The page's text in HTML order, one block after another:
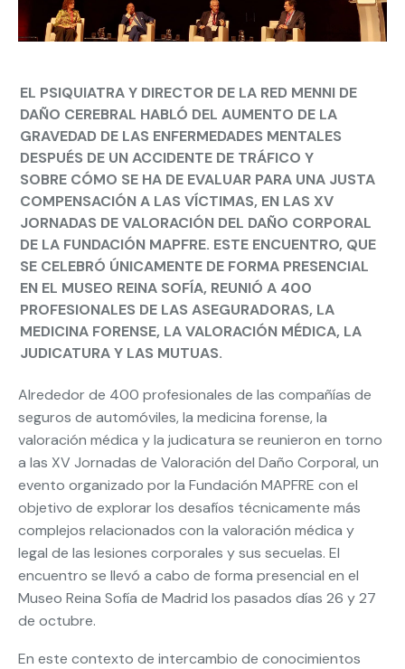
EL PSIQUIATRA Y DIRECTOR DE LA RED MENNI DE
DAÑO CEREBRAL HABLÓ DEL AUMENTO DE LA
GRAVEDAD DE LAS ENFERMEDADES MENTALES
DESPUÉS DE UN ACCIDENTE DE TRÁFICO Y
SOBRE CÓMO SE HA DE EVALUAR PARA UNA JUSTA
COMPENSACIÓN A LAS VÍCTIMAS, EN LAS XV
JORNADAS DE VALORACIÓN DEL DAÑO CORPORAL
DE LA FUNDACIÓN MAPFRE. ESTE ENCUENTRO, QUE
SE CELEBRÓ ÚNICAMENTE DE FORMA PRESENCIAL
EN EL MUSEO REINA SOFÍA, REUNIÓ A 400
PROFESIONALES DE LAS ASEGURADORAS, LA
MEDICINA FORENSE, LA VALORACIÓN MÉDICA, LA
JUDICATURA Y LAS MUTUAS.
Alrededor de 400 profesionales de las compañías de
seguros de automóviles, la medicina forense, la
valoración médica y la judicatura se reunieron en torno
a las XV Jornadas de Valoración del Daño Corporal, un
evento organizado por la Fundación MAPFRE con el
objetivo de explorar los desafíos técnicamente más
complejos relacionados con la valoración médica y
legal de las lesiones corporales y sus secuelas. El
encuentro se llevó a cabo de forma presencial en el
Museo Reina Sofía de Madrid los pasados días 26 y 27
de octubre.
En este contexto de intercambio de conocimientos